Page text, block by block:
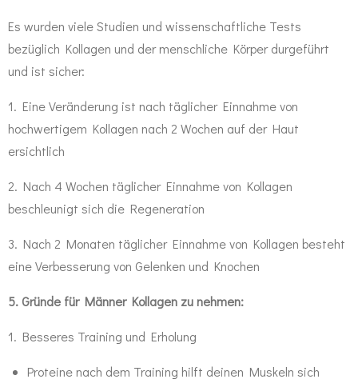
Es wurden viele Studien und wissenschaftliche Tests
bezüglich Kollagen und der menschliche Körper durgeführt
und ist sicher:
1. Eine Veränderung ist nach täglicher Einnahme von
hochwertigem Kollagen nach 2 Wochen auf der Haut
ersichtlich
2. Nach 4 Wochen täglicher Einnahme von Kollagen
beschleunigt sich die Regeneration
3. Nach 2 Monaten täglicher Einnahme von Kollagen besteht
eine Verbesserung von Gelenken und Knochen
5. Gründe für Männer Kollagen zu nehmen:
1. Besseres Training und Erholung
Proteine nach dem Training hilft deinen Muskeln sich